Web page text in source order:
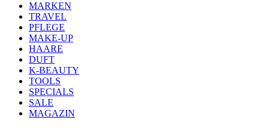
MARKEN
TRAVEL
PFLEGE
MAKE-UP
HAARE
DUFT
K-BEAUTY
TOOLS
SPECIALS
SALE
MAGAZIN